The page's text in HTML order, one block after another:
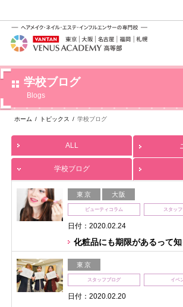
学校ブログ
Blogs
ホーム / トピックス / 学校ブログ
ALL
学校ブログ
東京 大阪
ビューティコラム スタッ
日付：2020.02.24
化粧品にも期限があるって
東京
スタッフブログ イベ
日付：2020.02.20